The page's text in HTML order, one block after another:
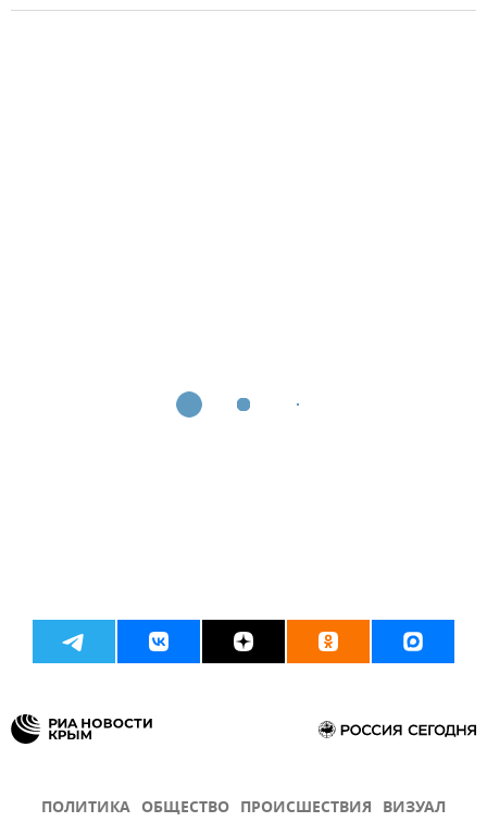
ПОЛИТИКА ОБЩЕСТВО ПРОИСШЕСТВИЯ ВИЗУАЛ